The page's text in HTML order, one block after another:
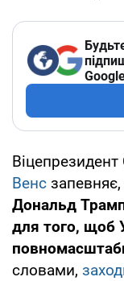
Венс
Дональд
для того, щоб
словами,